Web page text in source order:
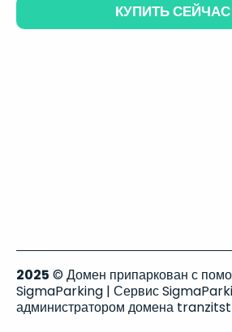
КУПИТЬ СЕЙЧАС
2025 © Домен припаркован с
SigmaParking | Сервис
администратором домена